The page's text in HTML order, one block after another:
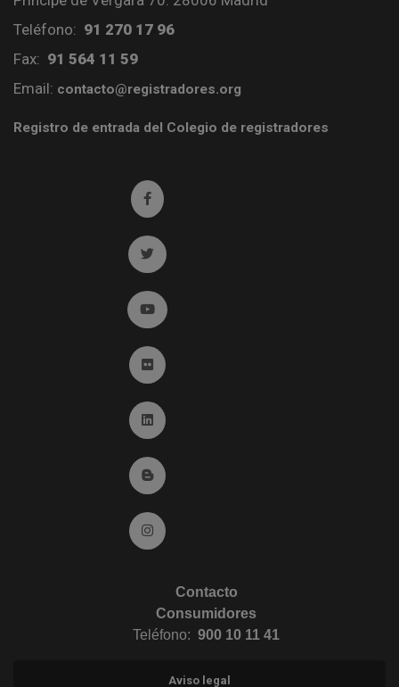
Teléfono: 91 270 17 96
Fax: 91 564 11 59
Email: contacto@registradores.org
Registro de entrada del Colegio de registradores
Ir a facebook (abre en ventana nueva)
Ir a twitter (abre en ventana nueva)
Ir a YouTube (abre en ventana nueva)
Ir a Flickr (abre en ventana nueva)
Ir a Linkedin (abre en ventana nueva)
Ir al Blog (abre en ventana nueva)
Ir a Instagram (abre en ventana nueva)
Contacto
Consumidores
Teléfono: 900 10 11 41
Aviso legal